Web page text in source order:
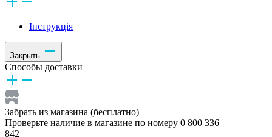
Інструкція
Закрыть
Способы доставки
Забрать из магазина (бесплатно)
Проверьте наличие в магазине по номеру 0 800 336
842